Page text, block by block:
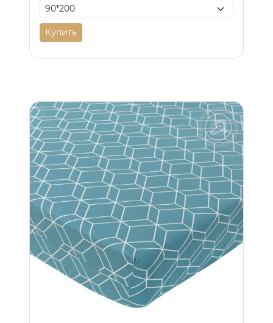
Купить